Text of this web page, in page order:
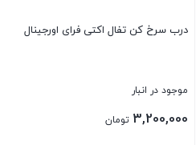
درب سرخ کن تفال اکتی فرای اورجینال
موجود در انبار
3,200,000 تومان